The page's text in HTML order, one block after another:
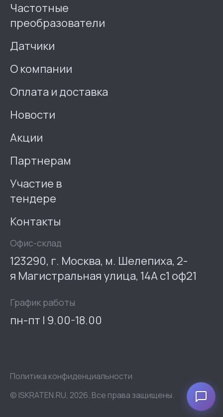
Частотные
преобразователи
Датчики
О компании
Оплата и доставка
Новости
Акции
Партнерам
Участие в
тендере
Контакты
Офис-склад
123290, г. Москва, м. Шелепиха, 2-
я Магистральная улица, 14А с1 оф21
График работы
пн-пт | 9.00-18.00
© ISKRATEN.RU, 2026. Все права защищены.
Политика конфиденциальности